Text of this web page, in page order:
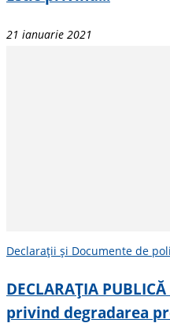
21 ianuarie 2021
Declarații și Documente de
DECLARAȚIA
privind degradarea